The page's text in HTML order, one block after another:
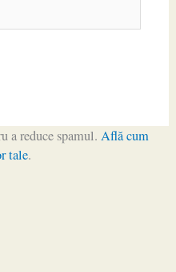
a reduce spamul. Află cum
tale.